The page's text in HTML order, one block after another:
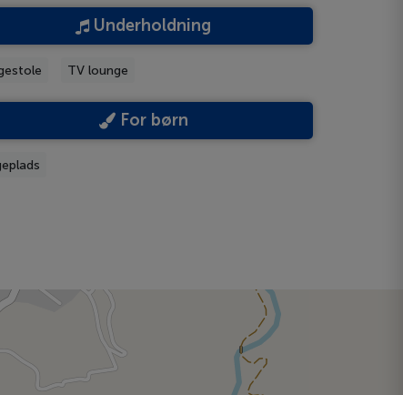
Underholdning
TV lounge
For børn